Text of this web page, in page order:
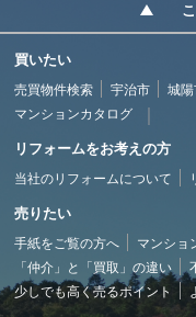
買いたい
売買物件検索 宇治市 城
マンションカタログ
リフォームをお考えの方
当社のリフォームについて
売りたい
手紙をご覧の方へ マンショ
「仲介」と「買取」の違い
少しでも高く売るポイント